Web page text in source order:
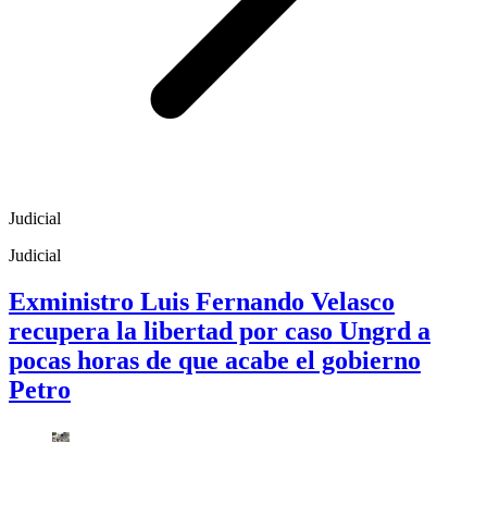
Judicial
Judicial
Exministro Luis Fernando Velasco
recupera la libertad por caso Ungrd a
pocas horas de que acabe el gobierno
Petro